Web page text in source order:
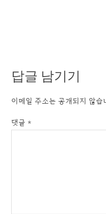
답글 남기기
이메일 주소는 공개되지 않습
댓글 *